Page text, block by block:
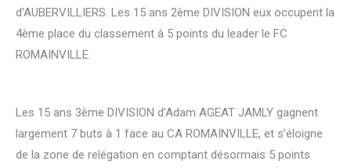
d’AUBERVILLIERS. Les 15 ans 2ème DIVISION eux occupent la
4ème place du classement à 5 points du leader le FC
ROMAINVILLE.
Les 15 ans 3ème DIVISION d’Adam AGEAT JAMLY gagnent
largement 7 buts à 1 face au CA ROMAINVILLE, et s’éloigne
de la zone de relégation en comptant désormais 5 points